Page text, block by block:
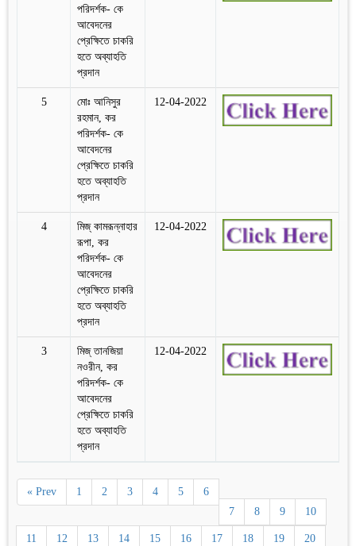
পরিদর্শক- কে
আবেদনের
প্রেক্ষিতে চাকরি
হতে অব্যাহতি
প্রদান
5
মোঃ আনিসুর
রহমান, কর
পরিদর্শক- কে
আবেদনের
প্রেক্ষিতে চাকরি
হতে অব্যাহতি
প্রদান
12-04-2022
4
মিজ্‌ কামরূন্নাহার
রূপা, কর
পরিদর্শক- কে
আবেদনের
প্রেক্ষিতে চাকরি
হতে অব্যাহতি
প্রদান
12-04-2022
3
মিজ্‌ তানজিয়া
নওরীন, কর
পরিদর্শক- কে
আবেদনের
প্রেক্ষিতে চাকরি
হতে অব্যাহতি
প্রদান
12-04-2022
« Prev 1 2 3 4 5
6
7
8 9 10
11 12 13 14 15 16 17 18 19 20